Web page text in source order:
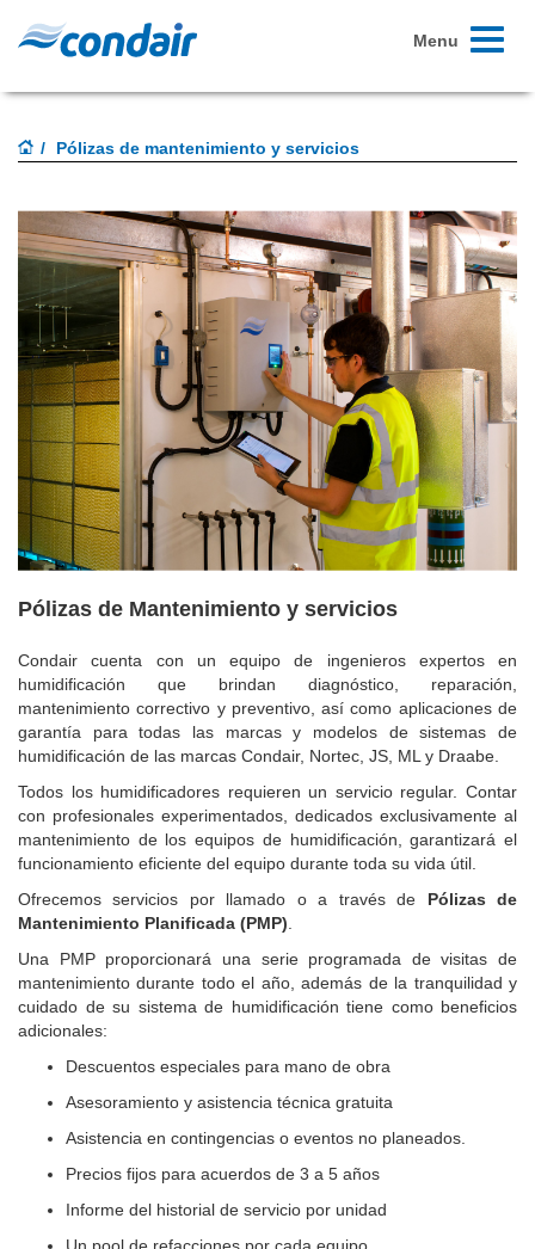
Toggle
Menu
Pólizas de mantenimiento y servicios
Pólizas de Mantenimiento y servicios
Condair cuenta con un equipo de ingenieros expertos en
humidificación que brindan diagnóstico, reparación,
mantenimiento correctivo y preventivo, así como aplicaciones de
garantía para todas las marcas y modelos de sistemas de
humidificación de las marcas Condair, Nortec, JS, ML y Draabe.
Todos los humidificadores requieren un servicio regular. Contar
con profesionales experimentados, dedicados exclusivamente al
mantenimiento de los equipos de humidificación, garantizará el
funcionamiento eficiente del equipo durante toda su vida útil.
Ofrecemos servicios por llamado o a través de Pólizas de
Mantenimiento Planificada (PMP)
Una PMP proporcionará una serie programada de visitas de
mantenimiento durante todo el año, además de la tranquilidad y
cuidado de su sistema de humidificación tiene como beneficios
adicionales:
Descuentos especiales para mano de obra
Asesoramiento y asistencia técnica gratuita
Asistencia en contingencias o eventos no planeados.
Precios fijos para acuerdos de 3 a 5 años
Informe del historial de servicio por unidad